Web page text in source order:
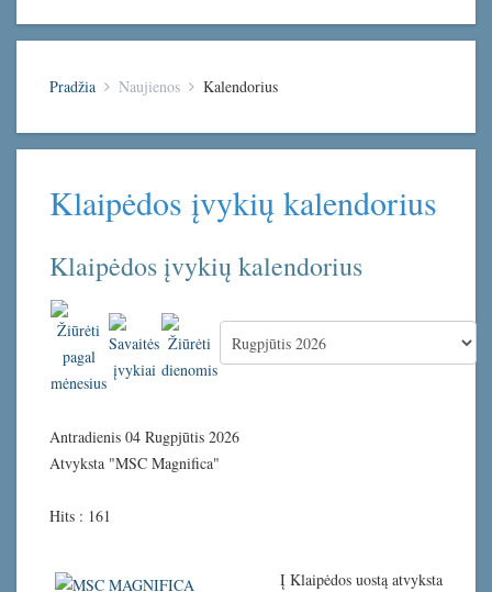
Pradžia Naujienos Kalendorius
Klaipėdos įvykių kalendorius
Klaipėdos įvykių kalendorius
Antradienis 04 Rugpjūtis 2026
Atvyksta "MSC Magnifica"
Hits : 161
Į Klaipėdos uostą atvyksta